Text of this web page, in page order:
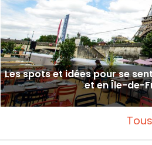
Les spots et idées pour se
et en Île-de-